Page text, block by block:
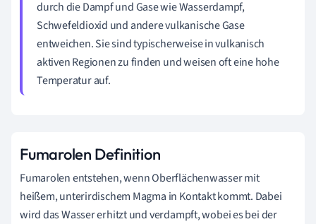
durch die Dampf und Gase wie Wasserdampf,
Schwefeldioxid und andere vulkanische Gase
entweichen. Sie sind typischerweise in vulkanisch
aktiven Regionen zu finden und weisen oft eine hohe
Temperatur auf.
Fumarolen Definition
Fumarolen entstehen, wenn Oberflächenwasser mit
heißem, unterirdischem Magma in Kontakt kommt. Dabei
wird das Wasser erhitzt und verdampft, wobei es bei der